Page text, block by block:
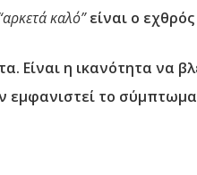
καλό”είναι ο
Είναι η ικανότητα να
εμφανιστεί το